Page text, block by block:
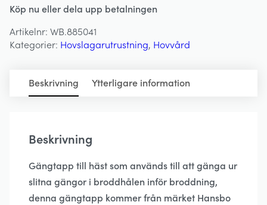
Broddspännare
HANSBO
SPORT
Köp nu eller dela upp betalningen
Artikelnr: WB.885041
Kategorier: Hovslagarutrustning, Hovvård
Beskrivning Ytterligare information
Beskrivning
Gängtapp till häst som används till att gänga ur
slitna gängor i broddhålen inför broddning,
denna gängtapp kommer från märket Hansbo